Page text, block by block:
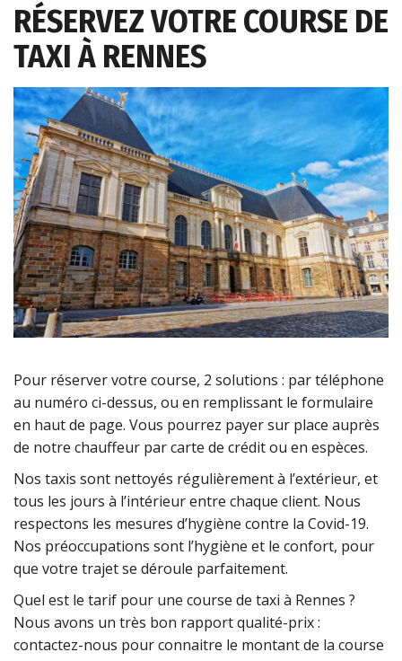
RÉSERVEZ VOTRE COURSE DE
TAXI À RENNES
Pour réserver votre course, 2 solutions : par téléphone
au numéro ci-dessus, ou en remplissant le formulaire
en haut de page. Vous pourrez payer sur place auprès
de notre chauffeur par carte de crédit ou en espèces.
Nos taxis sont nettoyés régulièrement à l’extérieur, et
tous les jours à l’intérieur entre chaque client. Nous
respectons les mesures d’hygiène contre la Covid-19.
Nos préoccupations sont l’hygiène et le confort, pour
que votre trajet se déroule parfaitement.
Quel est le tarif pour une course de taxi à Rennes ?
Nous avons un très bon rapport qualité-prix :
contactez-nous pour connaitre le montant de la course